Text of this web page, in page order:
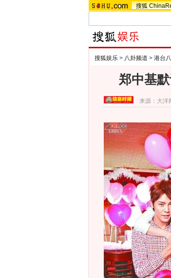
搜狐
搜狐娱乐 > 八卦频道 > 港台
郑中基
来源： 大洋